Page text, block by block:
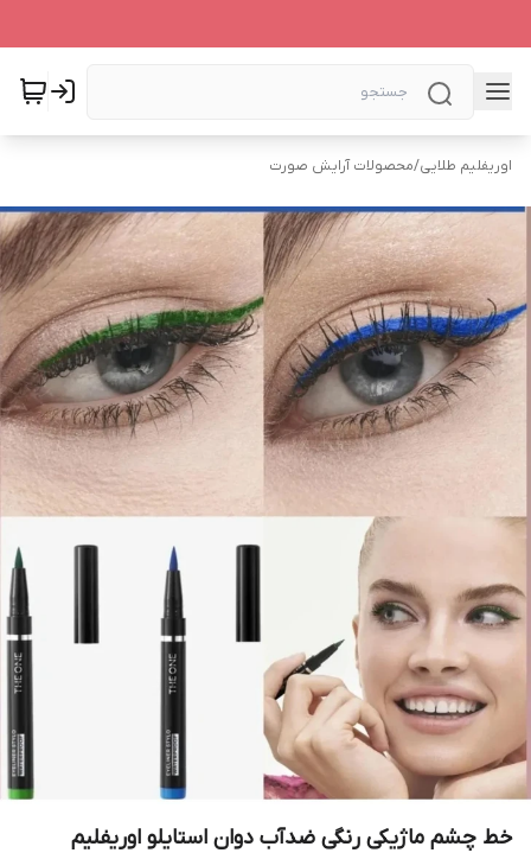
اوریفلیم طلایی/محصولات آرایش صورت
خط چشم ماژیکی رنگی ضدآب دوان استایلو اوریفلیم